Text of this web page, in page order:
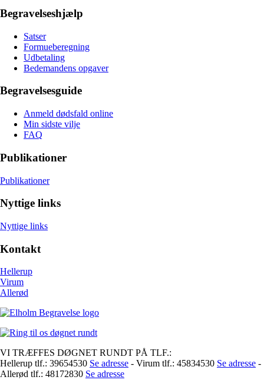
Begravelseshjælp
Satser
Formueberegning
Udbetaling
Bedemandens opgaver
Begravelsesguide
Anmeld dødsfald online
Min sidste vilje
FAQ
Publikationer
Publikationer
Nyttige links
Nyttige links
Kontakt
Hellerup
Virum
Allerød
VI TRÆFFES DØGNET RUNDT PÅ TLF.:
Hellerup tlf.: 39654530 Se adresse - Virum tlf.: 45834530 Se adresse -
Allerød tlf.: 48172830 Se adresse